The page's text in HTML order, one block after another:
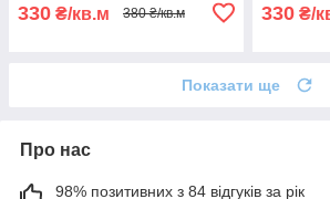
330 ₴/кв.м 380 ₴/кв.м 330 ₴/
Показати ще
Про нас
98% позитивних з 84 відгуків за рік